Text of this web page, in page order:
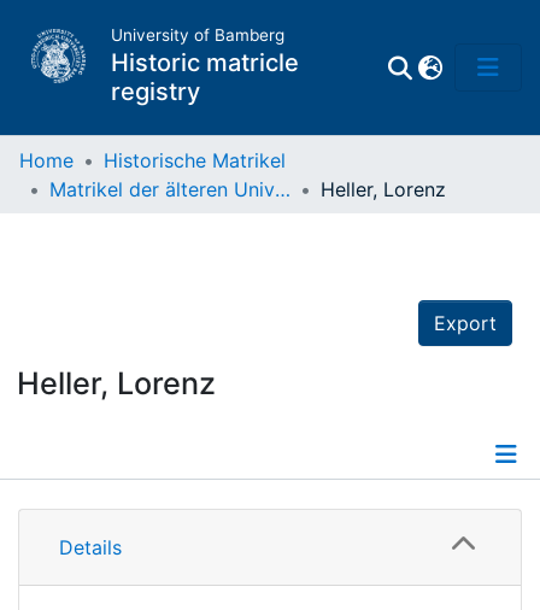
University of Bamberg
Historic matricle
registry
Home
Historische Matrikel
Matrikel der älteren Universität
Heller, Lorenz
Export
Heller, Lorenz
Details
Details